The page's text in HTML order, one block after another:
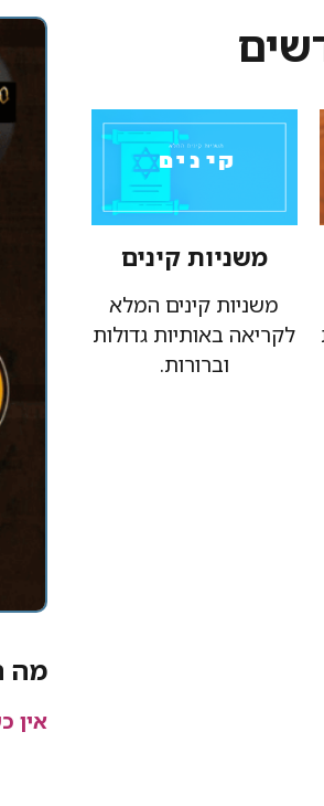
משניות קינים
משניות קינים המלא
לקריאה באותיות גדולות
וברורות.
מה
אין